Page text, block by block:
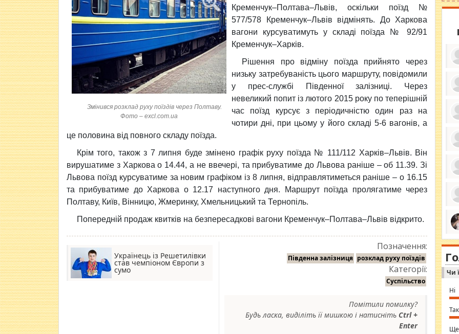
Змінився розклад руху поїздів через Полтаву.
Фото – excl.com.ua
Кременчук–Полтава–Львів, оскільки поїзд №
577/578 Кременчук–Львів відмінять. До Харкова
вагони курсуватимуть у складі поїзда № 92/91
Кременчук–Харків.
Рішення про відміну поїзда прийнято через
низьку затребуваність цього маршруту, повідомили
у прес-службі Південної залізниці. Через
невеликий попит із лютого 2015 року по теперішній
час поїзд курсує з періодичністю один раз на
чотири дні, при цьому у його складі 5-6 вагонів, а
це половина від повного складу поїзда.
Крім того, також з 7 липня буде змінено графік руху поїзда № 111/112 Харків–Львів. Він
вирушатиме з Харкова о 14.44, а не ввечері, та прибуватиме до Львова раніше – об 11.39. Зі
Львова поїзд курсуватиме за новим графіком із 8 липня, відправлятиметься раніше – о 16.15
та прибуватиме до Харкова о 12.17 наступного дня. Маршрут поїзда пролягатиме через
Полтаву, Київ, Вінницю, Жмеринку, Хмельницький та Тернопіль.
Попередній продаж квитків на безпересадкові вагони Кременчук–Полтава–Львів відкрито.
Українець із Решетилівки
став чемпіоном Європи з
сумо
Позначення:
Південна залізниця розклад руху поїздів
Категорії:
Суспільство
Помітили помилку?
Будь ласка, виділіть її мишкою і натисніть Ctrl +
Enter
за
ми
in
⇒
Чи
Ні
Так
Ще